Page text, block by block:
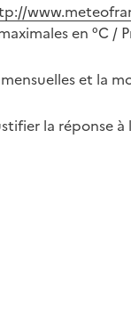
en °C
et la
la réponse à